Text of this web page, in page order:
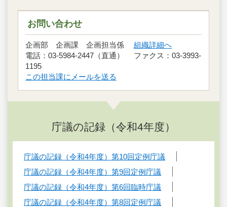
お問い合わせ
企画部 企画課 企画担当係 組織詳細へ
電話：03-5984-2447（直通） ファクス：03-3993-
1195
この担当課にメールを送る
庁議の記録（令和4年度）
庁議の記録（令和4年度）第10回定例庁議
庁議の記録（令和4年度）第9回定例庁議
庁議の記録（令和4年度）第6回臨時庁議
庁議の記録（令和4年度）第8回定例庁議